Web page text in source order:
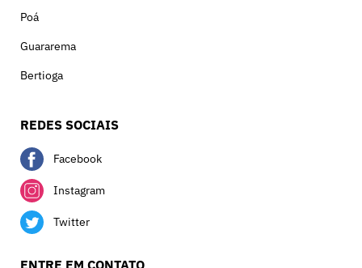
Poá
Guararema
Bertioga
REDES SOCIAIS
Facebook
Instagram
Twitter
ENTRE EM CONTATO